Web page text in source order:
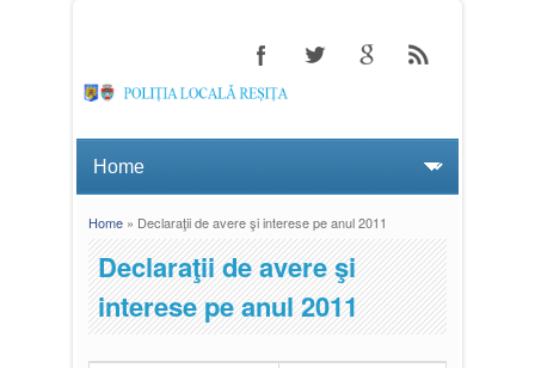
You are here
Home» Declaraţii de avere şi interese pe anul 2011
Declaraţii de avere şi
interese pe anul 2011